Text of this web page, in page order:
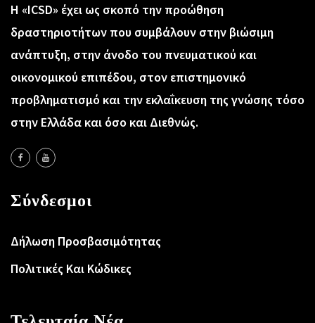
Η «ICSD» έχει ως σκοπό την προώθηση
δραστηριοτήτων που συμβάλουν στην βιώσιμη
ανάπτυξη, στην άνοδο του πνευματικού και
οικονομικού επιπέδου, στον επιστημονικό
προβληματισμό και την εκλαΐκευση της γνώσης τόσο
στην Ελλάδα και όσο και Διεθνώς.
Σύνδεσμοι
Δήλωση Προσβασιμότητας
Πολιτικές Και Κώδικες